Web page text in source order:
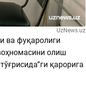
UzNews.uz
ва фуқаролиги
олиш
қарорига